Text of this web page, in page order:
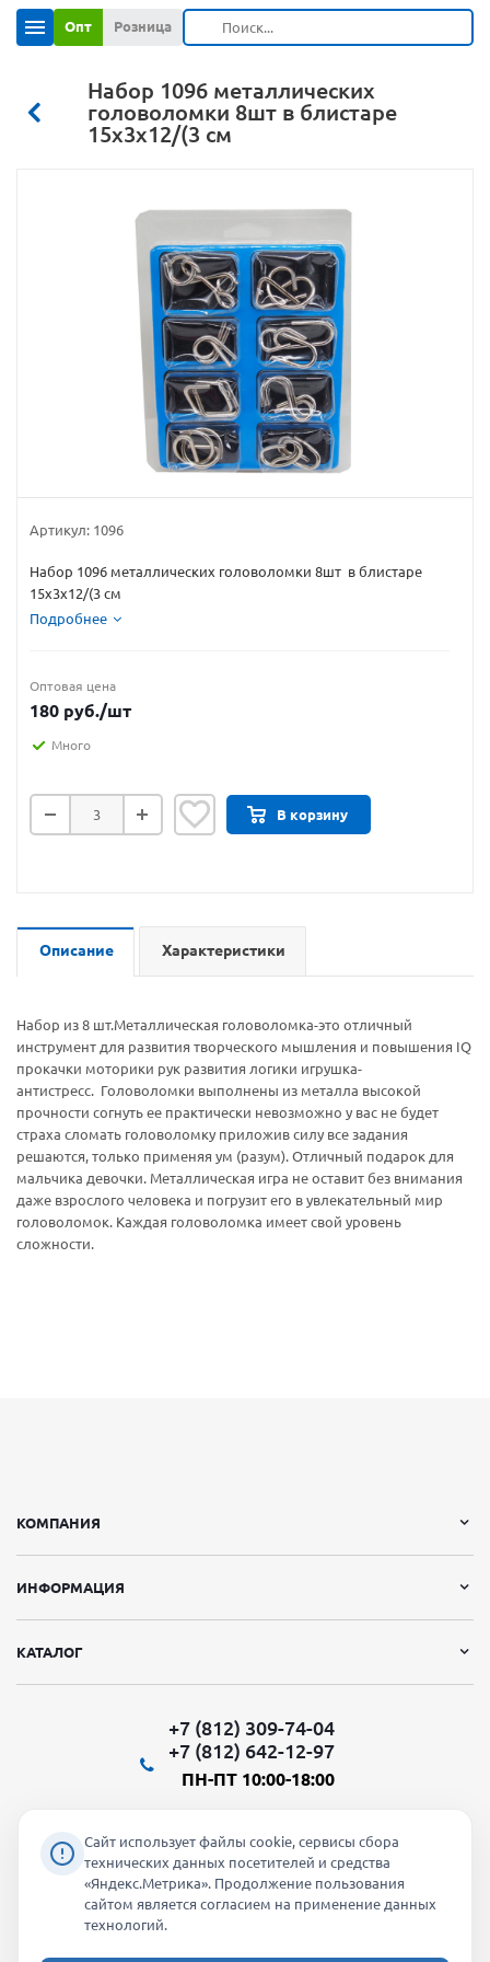
Опт Розница
Набор 1096 металлических
головоломки 8шт в блистаре
15х3х12/(3 см
Артикул: 1096
Набор 1096 металлических головоломки 8шт в блистаре
15х3х12/(3 см
Подробнее
Оптовая цена
180 руб./шт
Много
В корзину
Описание Характеристики
Набор из 8 шт.Металлическая головоломка-это отличный
инструмент для развития творческого мышления и повышения IQ
прокачки моторики рук развития логики игрушка-
антистресс. Головоломки выполнены из металла высокой
прочности согнуть ее практически невозможно у вас не будет
страха сломать головоломку приложив силу все задания
решаются, только применяя ум (разум). Отличный подарок для
мальчика девочки. Металлическая игра не оставит без внимания
даже взрослого человека и погрузит его в увлекательный мир
головоломок. Каждая головоломка имеет свой уровень
сложности.
КОМПАНИЯ
ИНФОРМАЦИЯ
КАТАЛОГ
+7 (812) 309-74-04
+7 (812) 642-12-97
ПН-ПТ 10:00-18:00
Мы в социальных сетях:
Сайт использует файлы cookie, сервисы сбора
технических данных посетителей и средства
«Яндекс.Метрика». Продолжение пользования
сайтом является согласием на применение данных
технологий.